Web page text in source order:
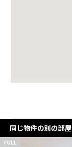
同じ物件の別の部屋
FULL